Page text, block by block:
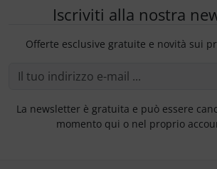
Iscriviti alla nostra
Offerte esclusive gratuite e novità sui
La newsletter è gratuita e può essere
momento qui o nel proprio